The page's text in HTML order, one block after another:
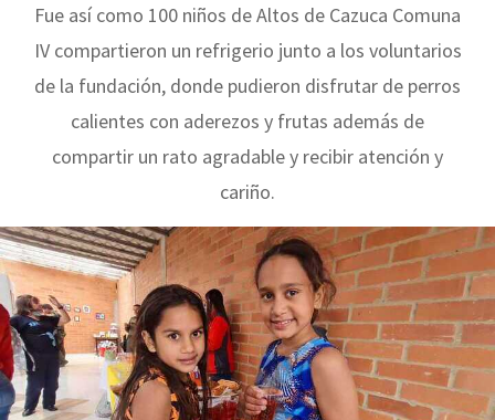
Fue así como 100 niños de Altos de Cazuca Comuna
IV compartieron un refrigerio junto a los voluntarios
de la fundación, donde pudieron disfrutar de perros
calientes con aderezos y frutas además de
compartir un rato agradable y recibir atención y
cariño.